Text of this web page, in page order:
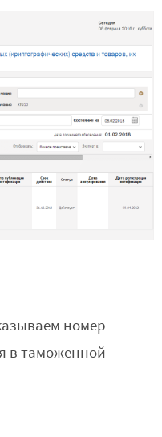
номер
в таможенной